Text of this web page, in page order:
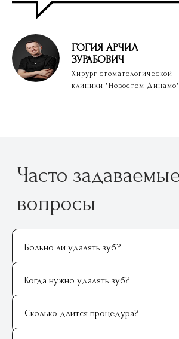
ГОГИЯ АРЧИЛ
ЗУРАБОВИЧ
Хирург стоматологической
клиники "Новостом Динамо"
Больно ли удалять зуб?
Когда нужно удалять зуб?
Сколько длится процедура?
ФИО